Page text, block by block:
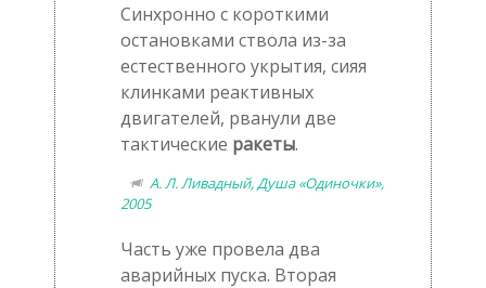
Синхронно с короткими
остановками ствола из-за
естественного укрытия, сияя
клинками реактивных
двигателей, рванули две
тактические ракеты.
А. Л. Ливадный, Душа «Одиночки»,
2005
Часть уже провела два
аварийных пуска. Вторая